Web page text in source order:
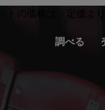
の価格は、定価よ
調べる